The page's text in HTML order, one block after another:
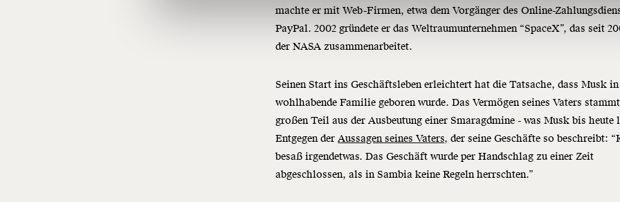
Weiter
machte er mit Web-Firmen, etwa dem Vorgänger des Online-
PayPal. 2002 gründete er das Weltraumunternehmen “SpaceX”, das seit
der NASA zusammenarbeitet.
Seinen Start ins Geschäftsleben erleichtert hat die Tatsache, dass Musk
wohlhabende Familie geboren wurde. Das Vermögen seines Vaters
großen Teil aus der Ausbeutung einer Smaragdmine - was Musk bis heute
Entgegen derAussagen seines Vaters, der seine Geschäfte so beschreibt:
besaß irgendetwas. Das Geschäft wurde per Handschlag zu einer Zeit
abgeschlossen, als in Sambia keine Regeln herrschten.”